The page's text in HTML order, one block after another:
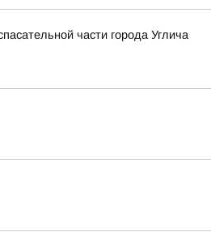
части города Углича